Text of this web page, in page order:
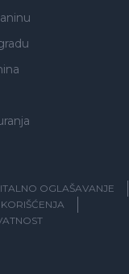
OGLAŠAVANJE